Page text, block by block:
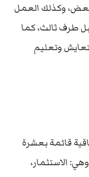
وكذلك العمل
طرف ثالث، كما
وتعليم
قائمة بعشرة
الاستثمار،